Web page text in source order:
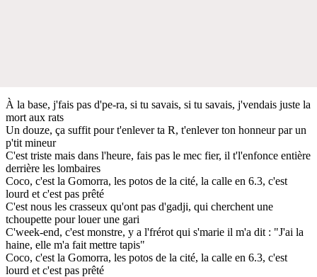
À la base, j'fais pas d'pe-ra, si tu savais, si tu savais, j'vendais juste la
mort aux rats
Un douze, ça suffit pour t'enlever ta R, t'enlever ton honneur par un
p'tit mineur
C'est triste mais dans l'heure, fais pas le mec fier, il t'l'enfonce entière
derrière les lombaires
Coco, c'est la Gomorra, les potos de la cité, la calle en 6.3, c'est
lourd et c'est pas prêté
C'est nous les crasseux qu'ont pas d'gadji, qui cherchent une
tchoupette pour louer une gari
C'week-end, c'est monstre, y a l'frérot qui s'marie il m'a dit : "J'ai la
haine, elle m'a fait mettre tapis"
Coco, c'est la Gomorra, les potos de la cité, la calle en 6.3, c'est
lourd et c'est pas prêté